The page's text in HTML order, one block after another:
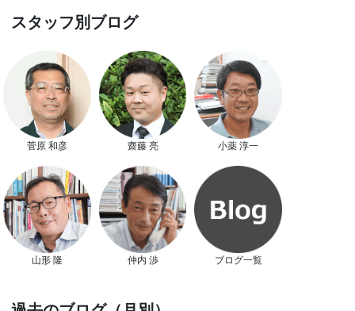
スタッフ別ブログ
菅原 和彦 齋藤 亮 小薬 淳一
山形 隆 仲内 渉 ブログ一覧